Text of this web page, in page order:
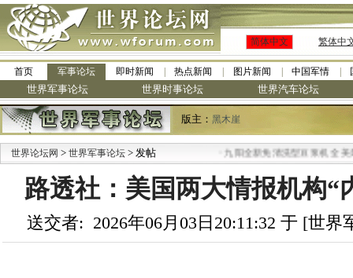
简体中文 繁体中
首页 军事论坛 即时新闻 热点新闻 图片新闻 中国军情
世界军事论坛 世界时事论坛 世界汽车论坛
版主： 黑木崖
世界论坛网 > 世界军事论坛 > 发帖 九阳全新免清洗型豆浆机 全美最低
路透社：美国两大情报机构“
送交者: 2026年06月03日20:11:32 于 [世